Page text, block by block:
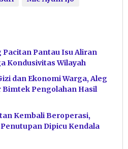
Pacitan Pantau Isu Aliran
Kondusivitas Wilayah
dan Ekonomi Warga, Aleg
Bimtek Pengolahan Hasil
Kembali Beroperasi,
Dipicu Kendala